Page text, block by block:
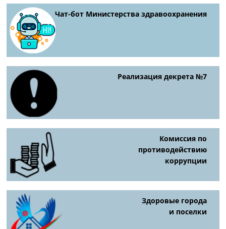
Чат-бот Министерства здравоохранения
Реализация декрета №7
Комиссия по
противодействию
коррупции
Здоровые города
и поселки